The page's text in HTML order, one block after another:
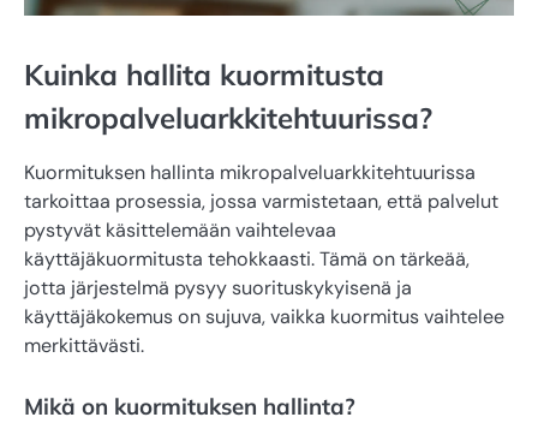
Kuinka hallita kuormitusta
mikropalveluarkkitehtuurissa?
Kuormituksen hallinta mikropalveluarkkitehtuurissa
tarkoittaa prosessia, jossa varmistetaan, että palvelut
pystyvät käsittelemään vaihtelevaa
käyttäjäkuormitusta tehokkaasti. Tämä on tärkeää,
jotta järjestelmä pysyy suorituskykyisenä ja
käyttäjäkokemus on sujuva, vaikka kuormitus vaihtelee
merkittävästi.
Mikä on kuormituksen hallinta?